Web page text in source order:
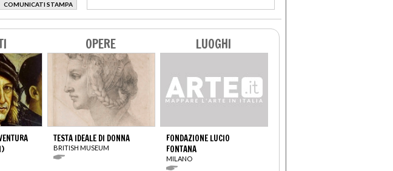
COMUNICATI STAMPA
>
OPERE
TESTA IDEALE DI DONNA
BRITISH MUSEUM
LUOGHI
FONDAZIONE LUCIO
FONTANA
MILANO